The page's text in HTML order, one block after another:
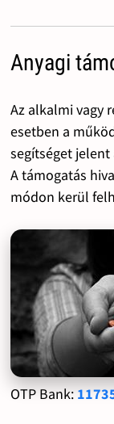
Anyagi
Az alkalmi vagy
esetben a
segítséget
A támogatás
módon kerül
OTP Bank: